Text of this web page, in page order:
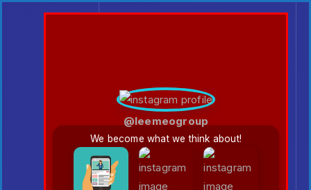
@leemeogroup
We become what we think about!